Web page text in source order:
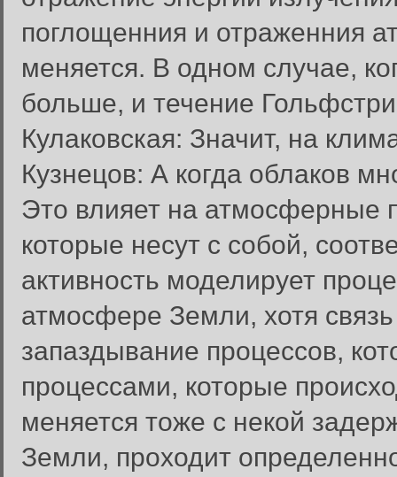
поглощенния и отраженния
меняется. В одном случае,
больше, и течение
Кулаковская: Значит, на
Кузнецов: А когда облаков
Это влияет на атмосферные
которые несут с собой,
активность моделирует
атмосфере Земли, хотя
запаздывание процессов,
процессами, которые
меняется тоже с некой
Земли, проходит